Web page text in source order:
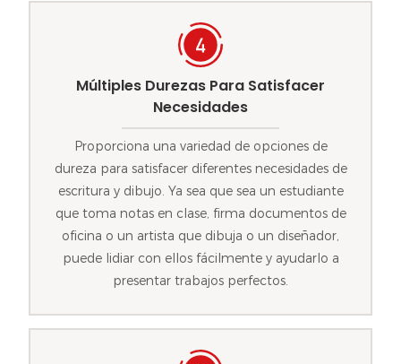
Múltiples Durezas Para Satisfacer
Necesidades
Proporciona una variedad de opciones de
dureza para satisfacer diferentes necesidades de
escritura y dibujo. Ya sea que sea un estudiante
que toma notas en clase, firma documentos de
oficina o un artista que dibuja o un diseñador,
puede lidiar con ellos fácilmente y ayudarlo a
presentar trabajos perfectos.